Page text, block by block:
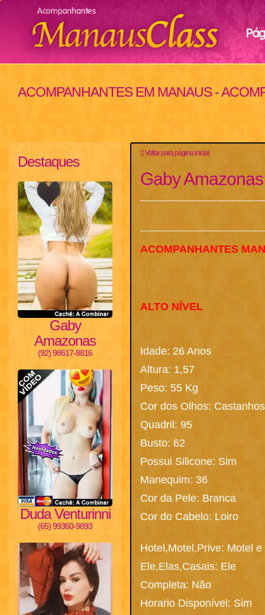
ACOMPANHANTES EM MANAUS -
Destaques
Gaby
Amazonas
(92) 98617-8816
Duda Venturinni
(65) 99360-9893
Voltar para página inicial
Gaby
ACOMPANHANTES
ALTO NÍVEL
Idade: 26 Anos
Altura: 1,57
Peso: 55 Kg
Cor dos Olhos: Castanhos
Quadril: 95
Busto: 62
Possui Silicone: Sim
Manequim: 36
Cor da Pele: Branca
Cor do Cabelo: Loiro
Hotel,Motel,Prive: Motel
Ele,Elas,Casais: Ele
Completa: Não
Horario Disponível: Sim